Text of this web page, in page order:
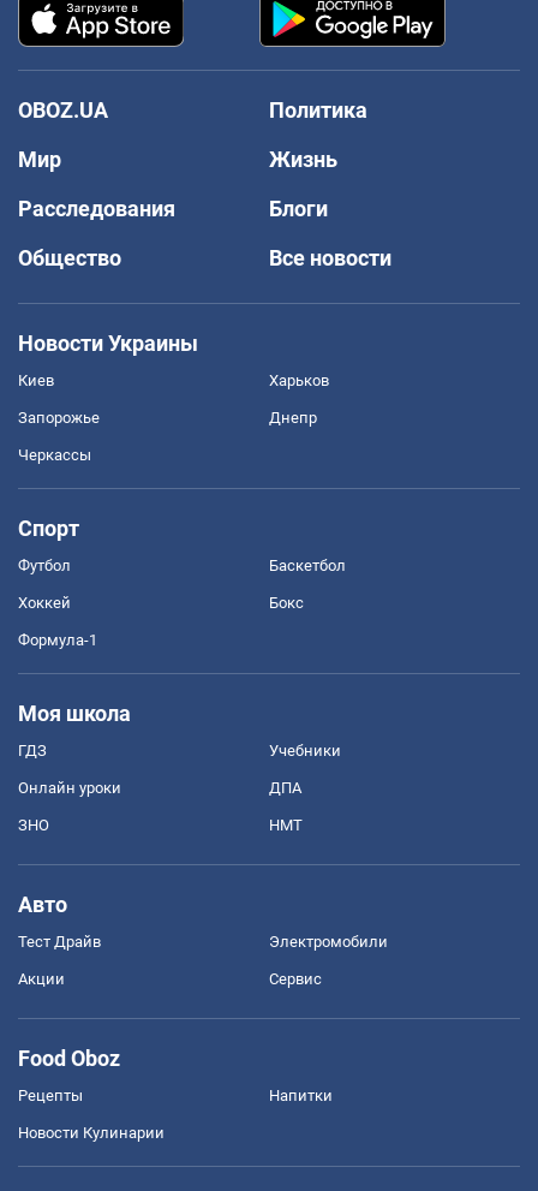
OBOZ.UA
Политика
Мир
Жизнь
Расследования
Блоги
Общество
Все новости
Новости Украины
Киев Харьков
Запорожье Днепр
Черкассы
Спорт
Футбол Баскетбол
Хоккей Бокс
Формула-1
Моя школа
ГДЗ Учебники
Онлайн уроки ДПА
ЗНО НМТ
Авто
Тест Драйв Электромобили
Акции Сервис
Food Oboz
Рецепты Напитки
Новости Кулинарии